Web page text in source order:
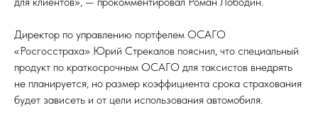
Директор по управлению портфелем ОСАГО
«Росгосстраха» Юрий Стрекалов пояснил, что специальный
продукт по краткосрочным ОСАГО для таксистов внедрять
не планируется, но размер коэффициента срока страхования
будет зависеть и от цели использования автомобиля.